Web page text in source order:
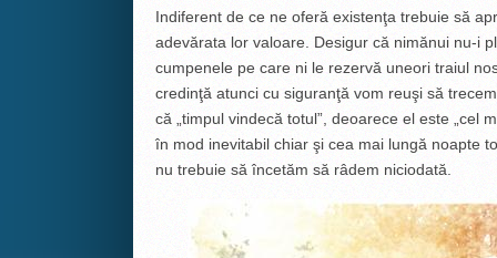
Indiferent de ce ne oferă existenţa trebuie să
adevărata lor valoare. Desigur că nimănui nu-i
cumpenele pe care ni le rezervă uneori traiul
credinţă atunci cu siguranţă vom reuşi să
că „timpul vindecă totul”, deoarece el este „cel
în mod inevitabil chiar şi cea mai lungă noapte
nu trebuie să încetăm să râdem niciodată.